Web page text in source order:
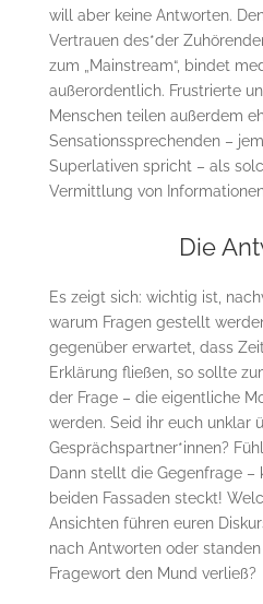
will aber keine Antworten.
Vertrauen des*der
zum „Mainstream“, bindet
außerordentlich. Frustrierte
Menschen teilen außerdem
Sensationssprechenden –
Superlativen spricht – als
Vermittlung von
Die
Es zeigt sich: wichtig ist,
warum Fragen gestellt
gegenüber erwartet, dass
Erklärung fließen, so sollte
der Frage – die eigentliche
werden. Seid ihr euch unklar
Gesprächspartner*innen?
Dann stellt die Gegenfrage –
beiden Fassaden steckt!
Ansichten führen euren
nach Antworten oder
Fragewort den Mund verließ?